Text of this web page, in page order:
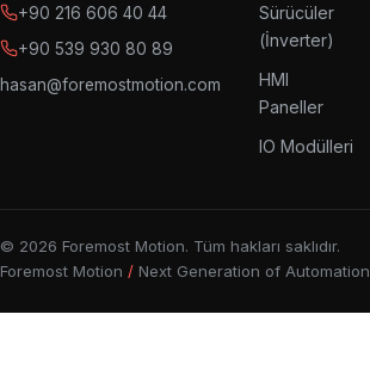
+90 216 606 40 44
+90 539 930 80 89
hasan@foremostmotion.com
Sürücüler
(İnverter)
HMI
Paneller
IO Modülleri
© 2026 Foremost Motion. Tüm hakları saklıdır.
Foremost Motion / Next Generation of Automation